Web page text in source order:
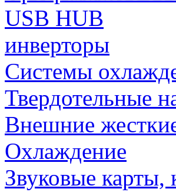
USB HUB
инверторы
Системы
Твердотельные
Внешние
Охлаждение
Звуковые карты,